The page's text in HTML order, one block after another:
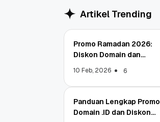
Artikel Trending
Promo Ramadan 2026:
Diskon Domain dan
10 Feb, 2026 6
Panduan Lengkap Promo
Domain .ID dan Diskon